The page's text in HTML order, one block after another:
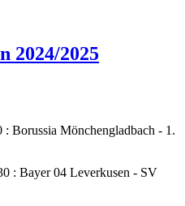
2024/2025
Borussia Mönchengladbach - 1.
: Bayer 04 Leverkusen - SV